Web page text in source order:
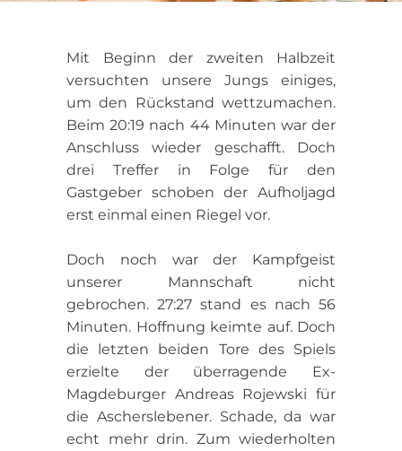
Mit Beginn der zweiten Halbzeit
versuchten unsere Jungs einiges,
um den Rückstand wettzumachen.
Beim 20:19 nach 44 Minuten war der
Anschluss wieder geschafft. Doch
drei Treffer in Folge für den
Gastgeber schoben der Aufholjagd
erst einmal einen Riegel vor.
Doch noch war der Kampfgeist
unserer Mannschaft nicht
gebrochen. 27:27 stand es nach 56
Minuten. Hoffnung keimte auf. Doch
die letzten beiden Tore des Spiels
erzielte der überragende Ex-
Magdeburger Andreas Rojewski für
die Ascherslebener. Schade, da war
echt mehr drin. Zum wiederholten